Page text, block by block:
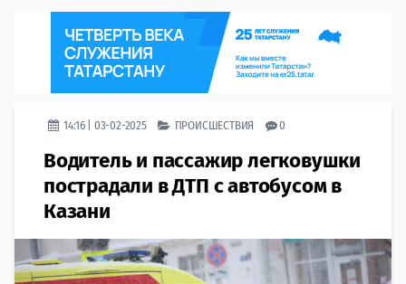
14:16 | 03-02-2025 ПРОИСШЕСТВИЯ 0
Водитель и пассажир легковушки
пострадали в ДТП с автобусом в
Казани